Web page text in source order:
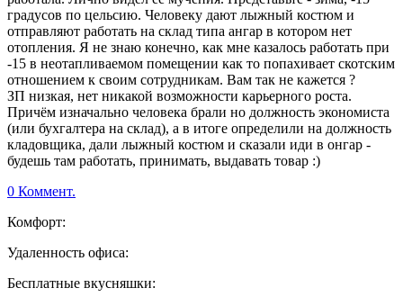
градусов по цельсию. Человеку дают лыжный костюм и
отправляют работать на склад типа ангар в котором нет
отопления. Я не знаю конечно, как мне казалось работать при
-15 в неотапливаемом помещении как то попахивает скотским
отношением к своим сотрудникам. Вам так не кажется ?
ЗП низкая, нет никакой возможности карьерного роста.
Причём изначально человека брали но должность экономиста
(или бухгалтера на склад), а в итоге определили на должность
кладовщика, дали лыжный костюм и сказали иди в онгар -
будешь там работать, принимать, выдавать товар :)
0 Коммент.
Комфорт:
Удаленность офиса:
Бесплатные вкусняшки: